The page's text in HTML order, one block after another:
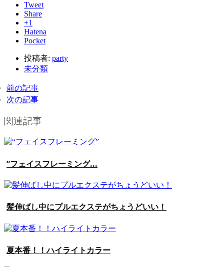
Tweet
Share
+1
Hatena
Pocket
投稿者: party
未分類
前の記事
次の記事
関連記事
“フェイスフレーミング...
髪伸ばし中にプルエクステがちょうどいい！
夏本番！！ハイライトカラー